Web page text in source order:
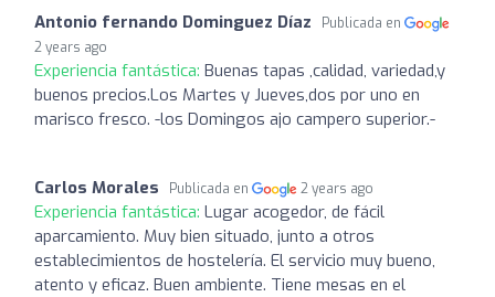
Antonio fernando Dominguez Díaz
Publicada en
2 years ago
Experiencia fantástica: Buenas tapas ,calidad, variedad,y
buenos precios.Los Martes y Jueves,dos por uno en
marisco fresco. -los Domingos ajo campero superior.-
Carlos Morales Publicada en 2 years ago
Experiencia fantástica: Lugar acogedor, de fácil
aparcamiento. Muy bien situado, junto a otros
establecimientos de hostelería. El servicio muy bueno,
atento y eficaz. Buen ambiente. Tiene mesas en el